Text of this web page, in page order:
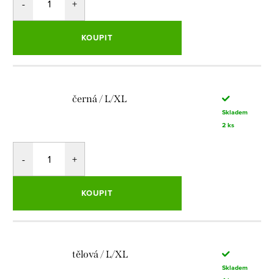
KOUPIT
černá / L/XL
Skladem
2 ks
KOUPIT
tělová / L/XL
Skladem